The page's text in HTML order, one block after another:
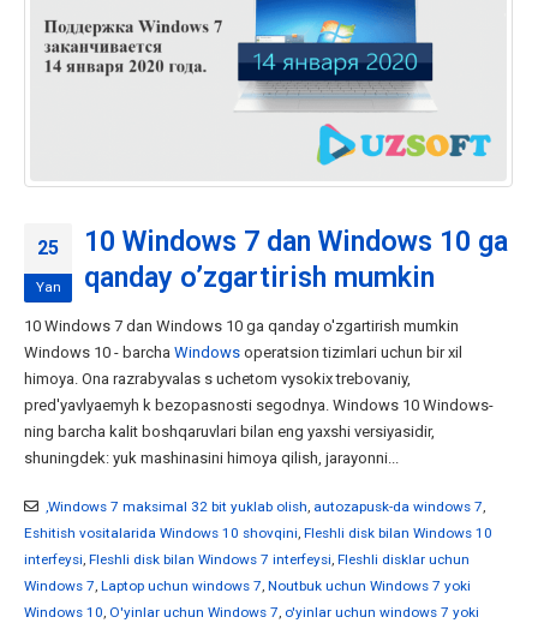
25
Yan
10 Windows 7 dan Windows 10 ga
qanday o’zgartirish mumkin
10 Windows 7 dan Windows 10 ga qanday o'zgartirish mumkin
Windows 10 - barcha Windows operatsion tizimlari uchun bir xil
himoya. Ona razrabyvalas s uchetom vysokix trebovaniy,
pred'yavlyaemyh k bezopasnosti segodnya. Windows 10 Windows-
ning barcha kalit boshqaruvlari bilan eng yaxshi versiyasidir,
shuningdek: yuk mashinasini himoya qilish, jarayonni...
,Windows 7 maksimal 32 bit yuklab olish, autozapusk-da windows 7,
Eshitish vositalarida Windows 10 shovqini, Fleshli disk bilan Windows 10
interfeysi, Fleshli disk bilan Windows 7 interfeysi, Fleshli disklar uchun
Windows 7, Laptop uchun windows 7, Noutbuk uchun Windows 7 yoki
Windows 10, O'yinlar uchun Windows 7, o'yinlar uchun windows 7 yoki